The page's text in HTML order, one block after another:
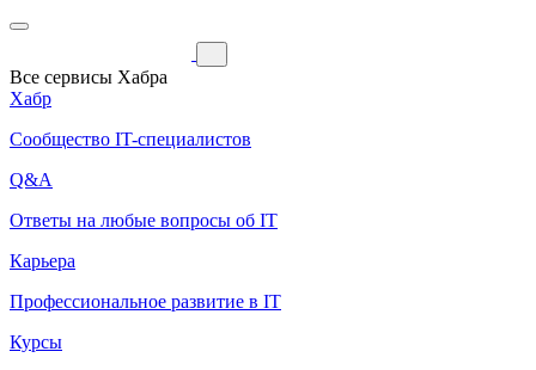
Все сервисы Хабра
Хабр
Сообщество IT-специалистов
Q&A
Ответы на любые вопросы об IT
Карьера
Профессиональное развитие в IT
Курсы